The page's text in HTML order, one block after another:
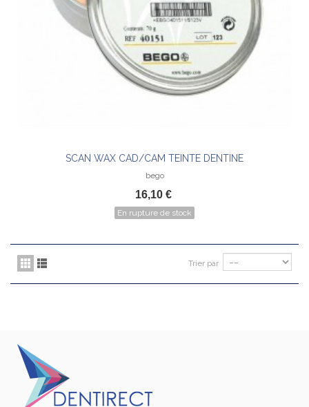
SCAN WAX CAD/CAM TEINTE DENTINE
bego
16,10 €
En rupture de stock
Trier par